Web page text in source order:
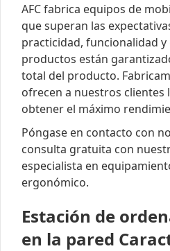
AFC fabrica equipos de
que superan las
practicidad, funcionalidad
productos están
total del producto.
ofrecen a nuestros clientes
obtener el máximo
Póngase en contacto con
consulta gratuita con
especialista en
ergonómico.
Estación de
en la pared